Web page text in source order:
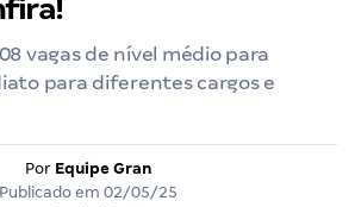
vagas de nível médio para
para diferentes cargos e
Por Equipe Gran
Publicado em 02/05/25